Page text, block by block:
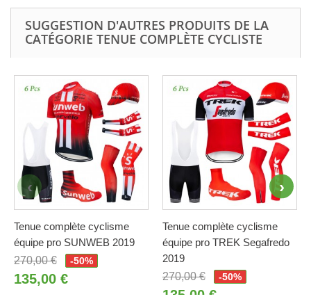
SUGGESTION D'AUTRES PRODUITS DE LA
CATÉGORIE TENUE COMPLÈTE CYCLISTE
Tenue complète cyclisme
équipe pro SUNWEB 2019
270,00 €
-50%
135,00 €
Tenue complète cyclisme
équipe pro TREK Segafredo
2019
270,00 €
-50%
135,00 €